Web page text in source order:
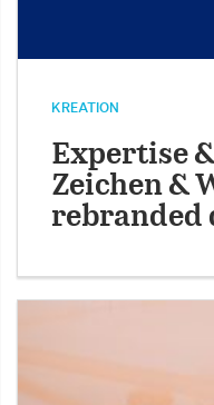
KREATION
Expertise
Zeichen &
rebranded